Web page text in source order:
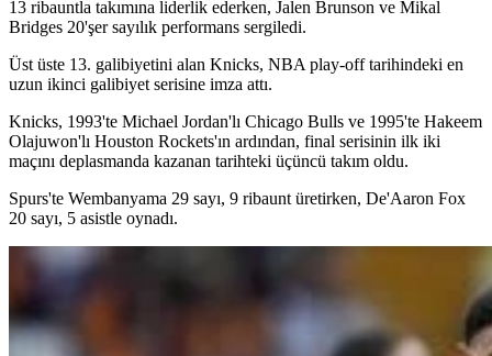
13 ribauntla takımına liderlik ederken, Jalen Brunson ve Mikal
Bridges 20'şer sayılık performans sergiledi.
Üst üste 13. galibiyetini alan Knicks, NBA play-off tarihindeki en
uzun ikinci galibiyet serisine imza attı.
Knicks, 1993'te Michael Jordan'lı Chicago Bulls ve 1995'te Hakeem
Olajuwon'lı Houston Rockets'ın ardından, final serisinin ilk iki
maçını deplasmanda kazanan tarihteki üçüncü takım oldu.
Spurs'te Wembanyama 29 sayı, 9 ribaunt üretirken, De'Aaron Fox
20 sayı, 5 asistle oynadı.